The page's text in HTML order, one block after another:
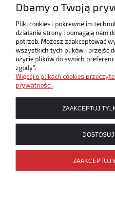
1 2
Kolędy
Dbamy o Twoją
Pliki cookies i pokrewne im
działanie strony i pomagają nam
potrzeb. Możesz zaakceptować
wszystkich tych plików i przejść
użycie plików do swoich
zgody".
Więcej o plikach cookies
prywatności.
ZAAKCEPTUJ
ZAAKCEPTUJ